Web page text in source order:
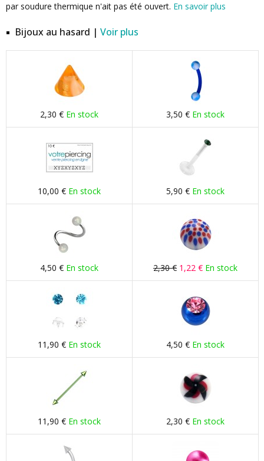
par soudure thermique n'ait pas été ouvert. En savoir plus
Bijoux au hasard | Voir plus
2,30 € En stock 3,50 € En stock
10,00 € En stock 5,90 € En stock
4,50 € En stock 2,30 € 1,22 € En stock
11,90 € En stock 4,50 € En stock
11,90 € En stock 2,30 € En stock